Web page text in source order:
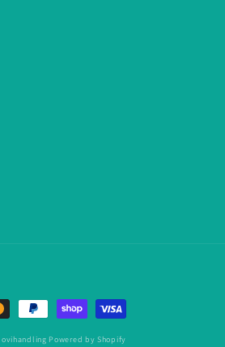
ovihandling Powered by Shopify